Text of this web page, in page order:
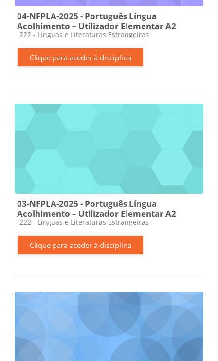
04-NFPLA-2025 - Português Língua
Acolhimento – Utilizador Elementar A2
Categoria da disciplina
222 - Línguas e Literaturas Estrangeiras
Clique para aceder à disciplina
03-NFPLA-2025 - Português Língua
Acolhimento – Utilizador Elementar A2
Categoria da disciplina
222 - Línguas e Literaturas Estrangeiras
Clique para aceder à disciplina